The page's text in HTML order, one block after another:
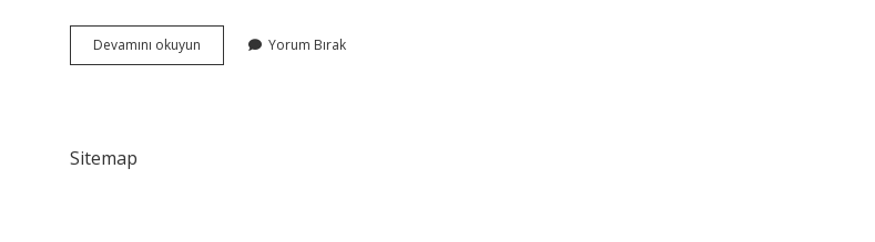
Devamını okuyun
Sınıfı
Yorum Bırak
Sitemap